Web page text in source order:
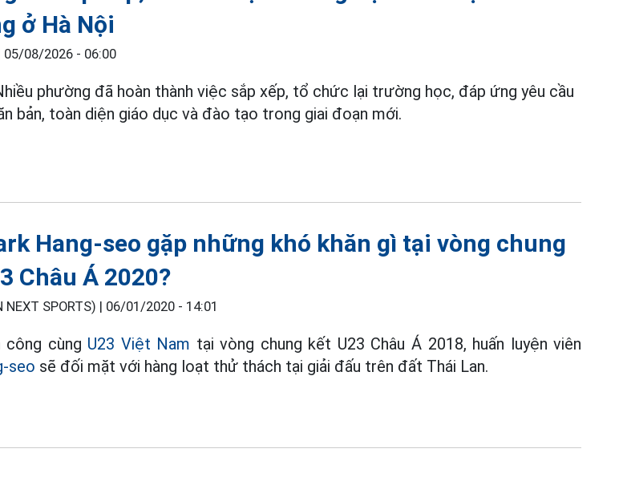
ở Hà Nội
05/08/2026 - 06:00
phường đã hoàn thành việc sắp xếp, tổ chức lại trường học, đáp ứng yêu cầu
bản, toàn diện giáo dục và đào tạo trong giai đoạn mới.
Hang-seo gặp những khó khăn gì tại vòng chung
Châu Á 2020?
NEXT SPORTS) | 06/01/2020 - 14:01
công cùng U23 Việt Nam tại vòng chung kết U23 Châu Á 2018, huấn luyện viên
seo sẽ đối mặt với hàng loạt thử thách tại giải đấu trên đất Thái Lan.